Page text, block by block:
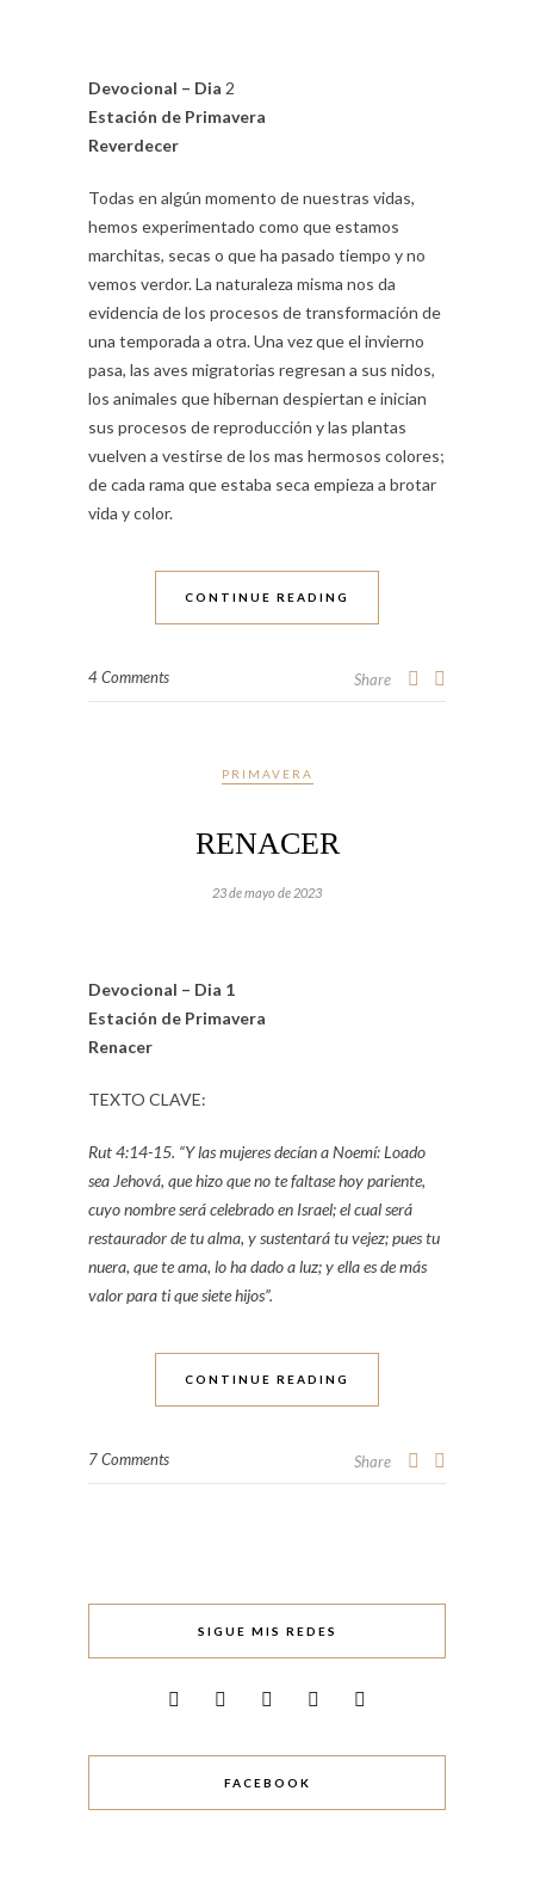
Devocional – Dia 2
Estación de Primavera
Reverdecer
Todas en algún momento de nuestras vidas,
hemos experimentado como que estamos
marchitas, secas o que ha pasado tiempo y no
vemos verdor. La naturaleza misma nos da
evidencia de los procesos de transformación de
una temporada a otra. Una vez que el invierno
pasa, las aves migratorias regresan a sus nidos,
los animales que hibernan despiertan e inician
sus procesos de reproducción y las plantas
vuelven a vestirse de los mas hermosos colores;
de cada rama que estaba seca empieza a brotar
vida y color.
CONTINUE READING
4 Comments Share
PRIMAVERA
RENACER
23 de mayo de 2023
Devocional – Dia 1
Estación de Primavera
Renacer
TEXTO CLAVE:
Rut 4:14-15. “Y las mujeres decían a Noemí: Loado
sea Jehová, que hizo que no te faltase hoy pariente,
cuyo nombre será celebrado en Israel;el cual será
restaurador de tu alma, y sustentará tu vejez; pues tu
nuera, que te ama, lo ha dado a luz; y ella es de más
valor para ti que siete hijos”.
CONTINUE READING
7 Comments Share
SIGUE MIS REDES
FACEBOOK